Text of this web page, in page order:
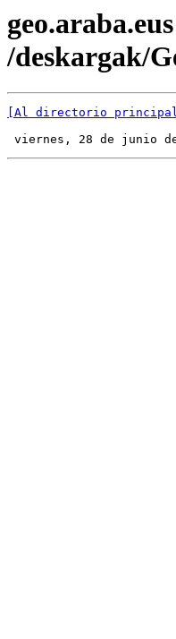
/deskargak/
[Al directorio
viernes, 28 de junio